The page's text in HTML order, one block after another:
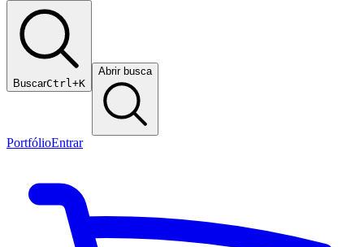
BuscarCtrl+K
Abrir busca
PortfólioEntrar